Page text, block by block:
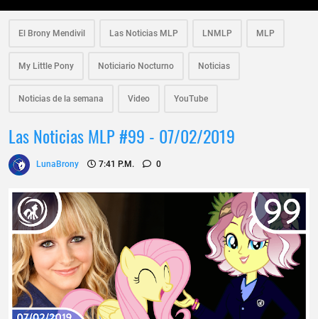
El Brony Mendivil Las Noticias MLP LNMLP MLP
My Little Pony Noticiario Nocturno Noticias
Noticias de la semana Video YouTube
Las Noticias MLP #99 - 07/02/2019
LunaBrony 7:41 P.m. 0